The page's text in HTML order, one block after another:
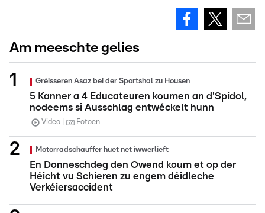
Am meeschte gelies
Gréisseren Asaz bei der Sportshal zu Housen
5 Kanner a 4 Educateuren koumen an d'Spidol,
nodeems si Ausschlag entwéckelt hunn
Video Fotoen
Motorradschauffer huet net iwwerlieft
En Donneschdeg den Owend koum et op der
Héicht vu Schieren zu engem déidleche
Verkéiersaccident